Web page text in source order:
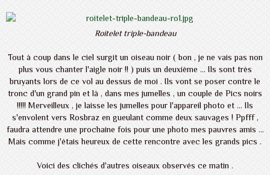
Roitelet triple-bandeau
Tout à coup dans le ciel surgit un oiseau noir ( bon , je ne vais pas non
plus vous chanter l'aigle noir !! ) puis un deuxième ... Ils sont très
bruyants lors de ce vol au dessus de moi . Ils vont se poser contre le
tronc d'un grand pin et là , dans mes jumelles , un couple de Pics noirs
!!!!! Merveilleux , je laisse les jumelles pour l'appareil photo et ... Ils
s'envolent vers Rosbraz en gueulant comme deux sauvages ! Ppfff ,
faudra attendre une prochaine fois pour une photo mes pauvres amis ...
Mais comme j'étais heureux de cette rencontre avec les grands pics .
Voici des clichés d'autres oiseaux observés ce matin .